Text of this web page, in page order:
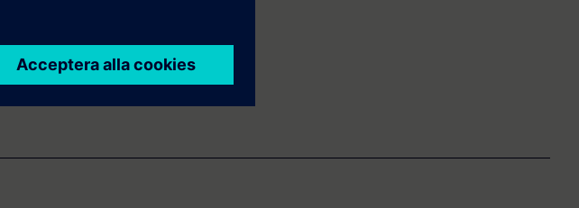
en fysikbaserad global
skalbarhet, med flera motorer som
animationer.